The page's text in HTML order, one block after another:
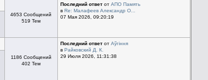
4653 Сообщений
519 Тем
Последний ответот АПО Память
в Re: Малафеев Александр О...
07 Мая 2026, 09:20:19
1186 Сообщений
402 Тем
Последний ответот Aўгiння
в Райковский Д. К.
29 Июля 2026, 11:31:38